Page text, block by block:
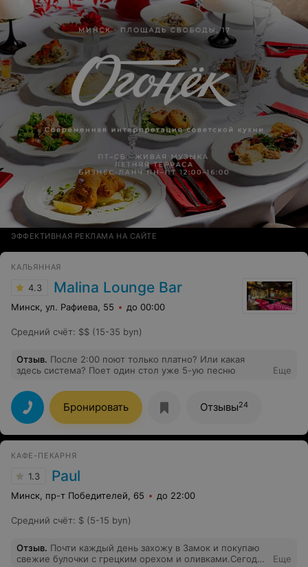
ЭФФЕКТИВНАЯ РЕКЛАМА НА САЙТЕ
КАЛЬЯННАЯ
4.3 Malina Lounge Bar
Минск, ул. Рафиева, 55 до 00:00
Средний счёт: $$ (15-35 byn)
Отзыв. После 2:00 поют только платно? Или какая
здесь система? Поет один стол уже 5-ую песню
Еще
Бронировать Отзывы24
КАФЕ-ПЕКАРНЯ
1.3 Paul
Минск, пр-т Победителей, 65 до 22:00
Средний счёт: $ (5-15 byn)
Отзыв. Почти каждый день захожу в Замок и покупаю
свежие булочки с грецким орехом и оливками.Сегодня
Еще